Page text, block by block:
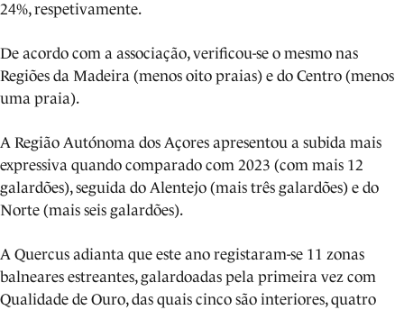
24%, respetivamente.
De acordo com a associação, verificou-se o mesmo nas
Regiões da Madeira (menos oito praias) e do Centro (menos
uma praia).
A Região Autónoma dos Açores apresentou a subida mais
expressiva quando comparado com 2023 (com mais 12
galardões), seguida do Alentejo (mais três galardões) e do
Norte (mais seis galardões).
A Quercus adianta que este ano registaram-se 11 zonas
balneares estreantes, galardoadas pela primeira vez com
Qualidade de Ouro, das quais cinco são interiores, quatro